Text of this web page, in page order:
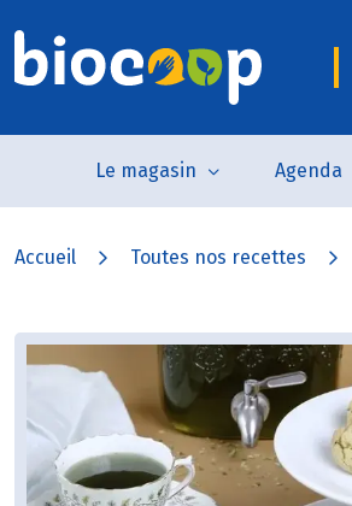
Le magasin Agenda
Accueil Toutes nos recettes